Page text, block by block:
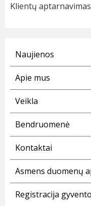
Klientų
Naujienos
Apie mus
Veikla
Bendruomenė
Kontaktai
Asmens duomenų
Registracija